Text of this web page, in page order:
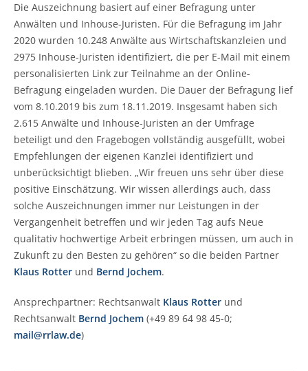
Die Auszeichnung basiert auf einer Befragung unter
Anwälten und Inhouse-Juristen. Für die Befragung im Jahr
2020 wurden 10.248 Anwälte aus Wirtschaftskanzleien und
2975 Inhouse-Juristen identifiziert, die per E-Mail mit einem
personalisierten Link zur Teilnahme an der Online-
Befragung eingeladen wurden. Die Dauer der Befragung lief
vom 8.10.2019 bis zum 18.11.2019. Insgesamt haben sich
2.615 Anwälte und Inhouse-Juristen an der Umfrage
beteiligt und den Fragebogen vollständig ausgefüllt, wobei
Empfehlungen der eigenen Kanzlei identifiziert und
unberücksichtigt blieben. „Wir freuen uns sehr über diese
positive Einschätzung. Wir wissen allerdings auch, dass
solche Auszeichnungen immer nur Leistungen in der
Vergangenheit betreffen und wir jeden Tag aufs Neue
qualitativ hochwertige Arbeit erbringen müssen, um auch in
Zukunft zu den Besten zu gehören“ so die beiden Partner
Klaus Rotter und Bernd Jochem.
Ansprechpartner: Rechtsanwalt Klaus Rotter und
Rechtsanwalt Bernd Jochem (+49 89 64 98 45-0;
mail@rrlaw.de)